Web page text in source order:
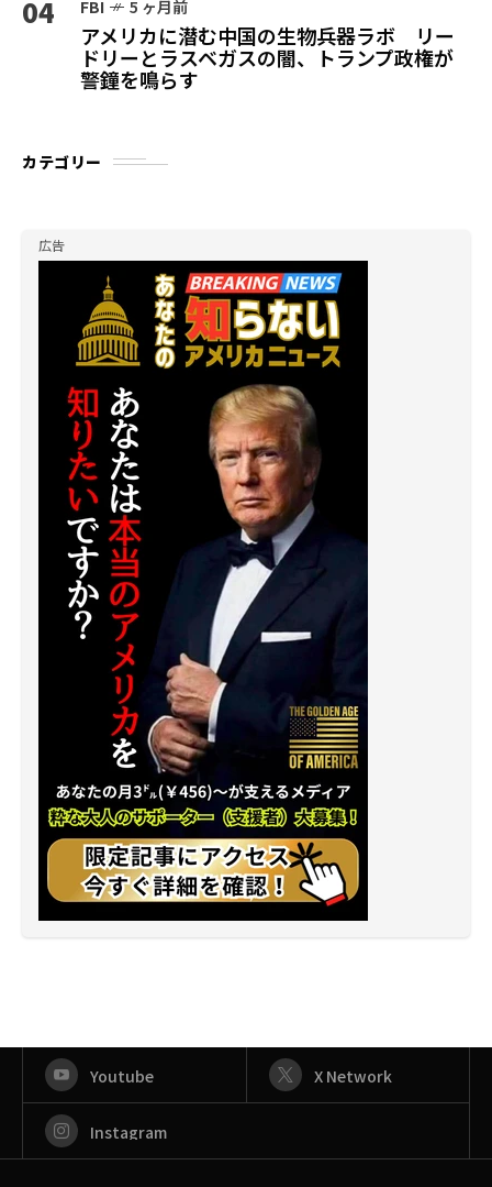
04 FBI 5 ヶ月前
アメリカに潜む中国の生物兵器ラボ リー
ドリーとラスベガスの闇、トランプ政権が
警鐘を鳴らす
カテゴリー
広告
Youtube X Network
Instagram